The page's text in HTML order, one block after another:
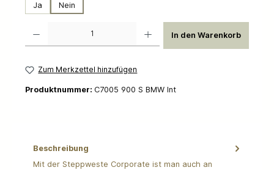
Ja
Nein
In den Warenkorb
Zum Merkzettel hinzufügen
Produktnummer: C7005 900 S BMW Int
Beschreibung
Mit der Steppweste Corporate ist man auch an